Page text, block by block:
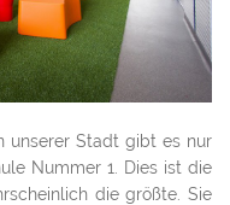
unserer Stadt gibt es nur
Nummer 1. Dies ist die
die größte. Sie